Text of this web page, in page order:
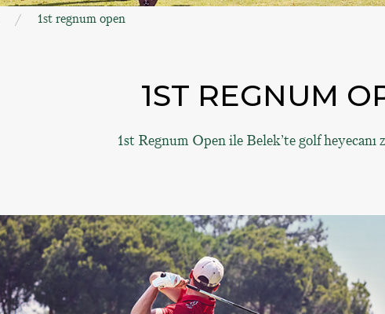
1st regnum open
1ST REGNUM
1st Regnum Open ile Belek’te golf heyecanı